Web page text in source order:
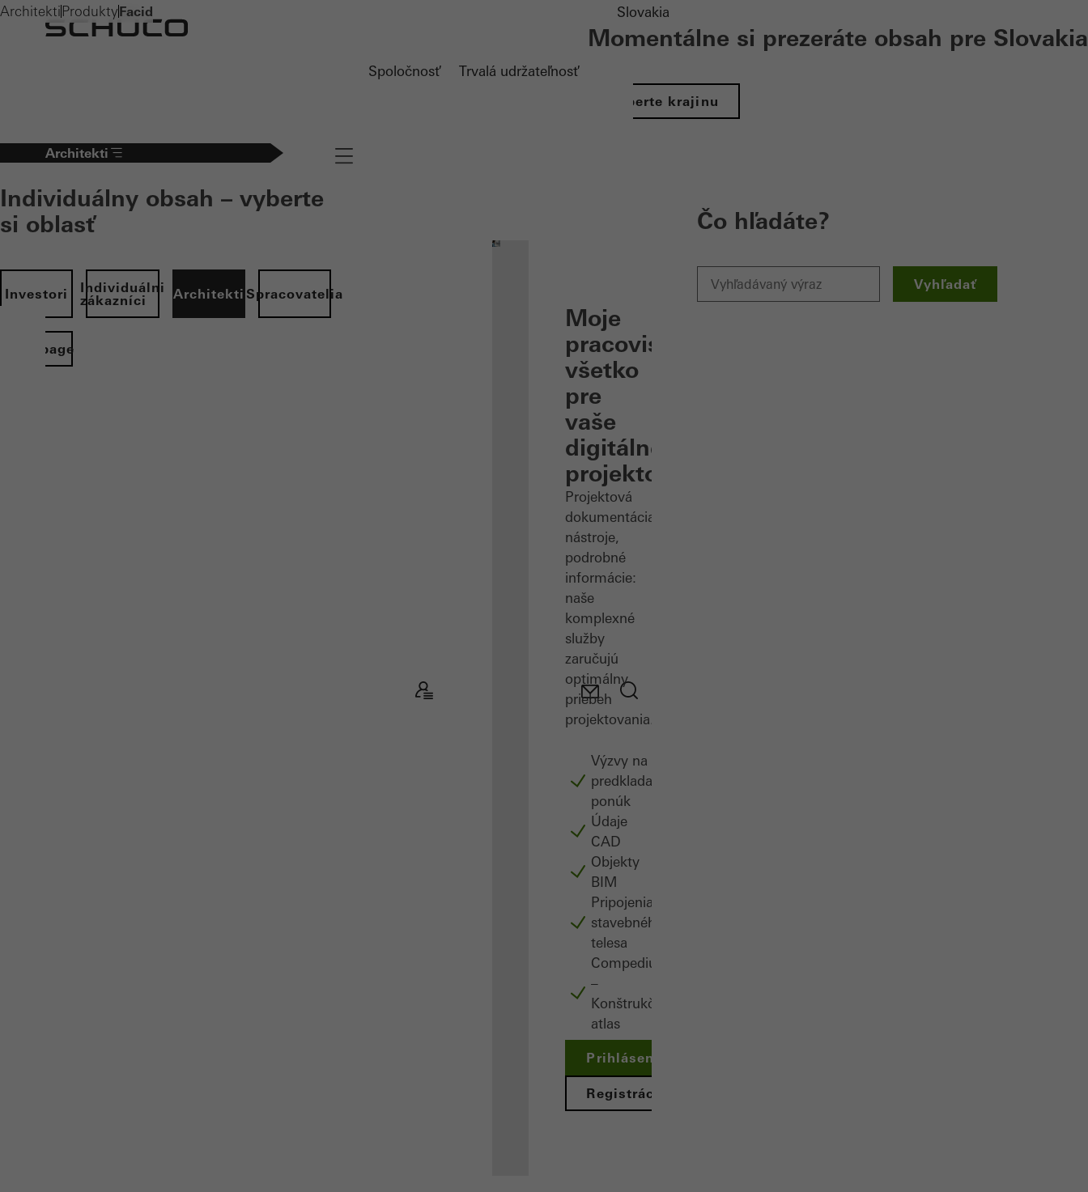
Spoločnosť Trvalá udržateľnosť
Slovakia
Momentálne si prezeráte obsah pre Slovakia
Vyberte krajinu
Architekti
Individuálny obsah – vyberte
si oblasť
Investori
Individuálni
zákazníci
Architekti Spracovatelia
Navigation öffnen
Moje
pracovisko:
všetko
pre
vaše
digitálne
projektovanie
Projektová
dokumentácia,
nástroje,
podrobné
informácie:
naše
komplexné
služby
zaručujú
optimálny
priebeh
projektovania.
Výzvy na
predkladanie
ponúk
Údaje
CAD
Objekty
BIM
Pripojenia
stavebného
telesa
Compedium
–
Konštrukčný
atlas
Prihlásenie
Registrácia
Čo hľadáte?
Vyhľadať
Architekti ProduktyFacid